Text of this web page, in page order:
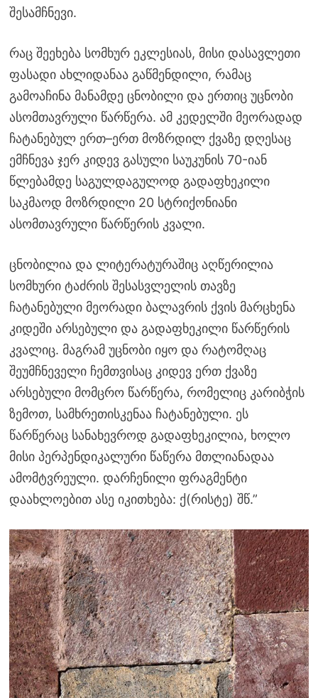
შესამჩნევი.
რაც შეეხება სომხურ ეკლესიას, მისი დასავლეთი
ფასადი ახლიდანაა გაწმენდილი, რამაც
გამოაჩინა მანამდე ცნობილი და ერთიც უცნობი
ასომთავრული წარწერა. ამ კედელში მეორადად
ჩატანებულ ერთ–ერთ მოზრდილ ქვაზე დღესაც
ემჩნევა ჯერ კიდევ გასული საუკუნის 70-იან
წლებამდე საგულდაგულოდ გადაფხეკილი
საკმაოდ მოზრდილი 20 სტრიქონიანი
ასომთავრული წარწერის კვალი.
ცნობილია და ლიტერატურაშიც აღწერილია
სომხური ტაძრის შესასვლელის თავზე
ჩატანებული მეორადი ბალავრის ქვის მარცხენა
კიდეში არსებული და გადაფხეკილი წარწერის
კვალიც. მაგრამ უცნობი იყო და რატომღაც
შეუმჩნეველი ჩემთვისაც კიდევ ერთ ქვაზე
არსებული მომცრო წარწერა, რომელიც კარიბჭის
ზემოთ, სამხრეთისკენაა ჩატანებული. ეს
წარწერაც სანახევროდ გადაფხეკილია, ხოლო
მისი პერპენდიკალური წაწერა მთლიანადაა
ამომტვრეული. დარჩენილი ფრაგმენტი
დაახლოებით ასე იკითხება: ქ(რისტე) შწ.”